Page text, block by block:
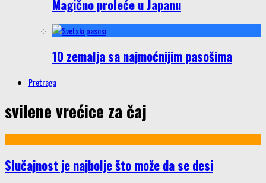
Magično proleće u Japanu
10 zemalja sa najmoćnijim pasošima
Pretraga
svilene vrećice za čaj
Slučajnost je najbolje što može da se desi